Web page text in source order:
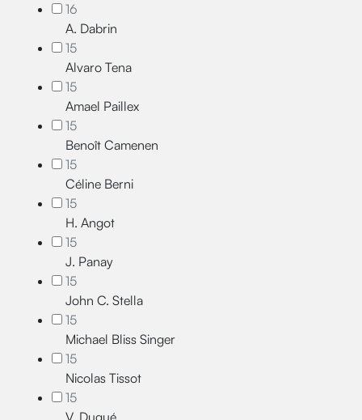
16
A. Dabrin
15
Alvaro Tena
15
Amael Paillex
15
Benoît Camenen
15
Céline Berni
15
H. Angot
15
J. Panay
15
John C. Stella
15
Michael Bliss Singer
15
Nicolas Tissot
15